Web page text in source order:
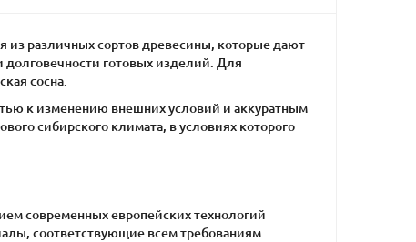
различных сортов древесины, которые дают
долговечности готовых изделий. Для
сосна.
к изменению внешних условий и аккуратным
сибирского климата, в условиях которого
современных европейских технологий
соответствующие всем требованиям